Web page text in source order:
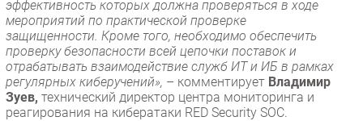
эффективность которых должна проверяться в ходе
мероприятий по практической проверке
защищенности. Кроме того, необходимо обеспечить
проверку безопасности всей цепочки поставок и
отрабатывать взаимодействие служб ИТ и ИБ в рамках
регулярных киберучений», – комментирует Владимир
Зуев, технический директор центра мониторинга и
реагирования на кибератаки RED Security SOC.